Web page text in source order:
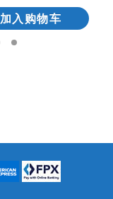
加入购物车